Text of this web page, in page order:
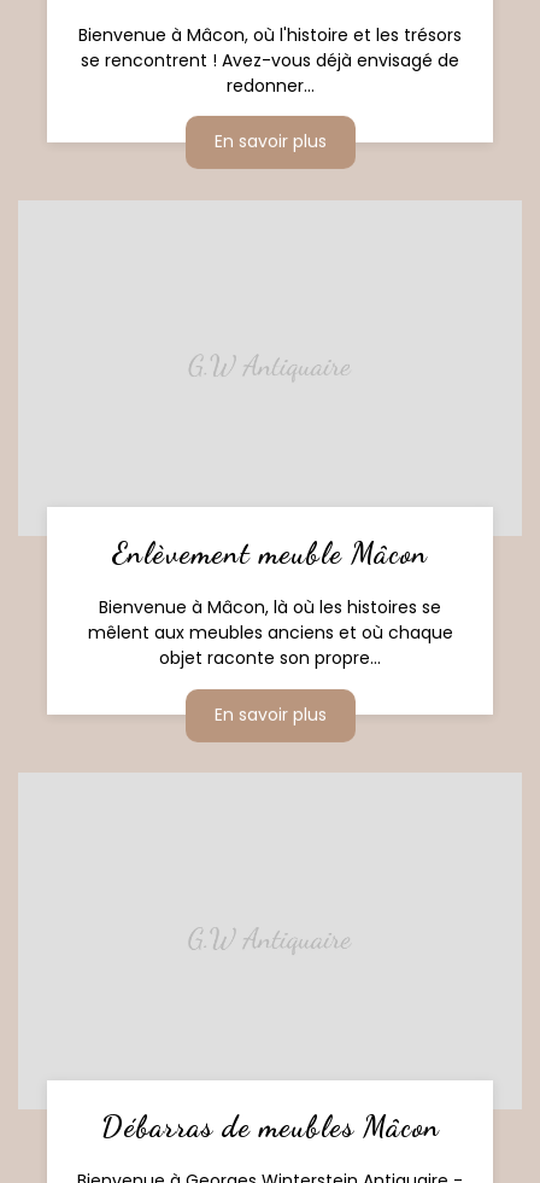
Bienvenue à Mâcon, où l'histoire et les trésors
se rencontrent ! Avez-vous déjà envisagé de
redonner...
En savoir plus
Enlèvement meuble Mâcon
Bienvenue à Mâcon, là où les histoires se
mêlent aux meubles anciens et où chaque
objet raconte son propre...
En savoir plus
Débarras de meubles Mâcon